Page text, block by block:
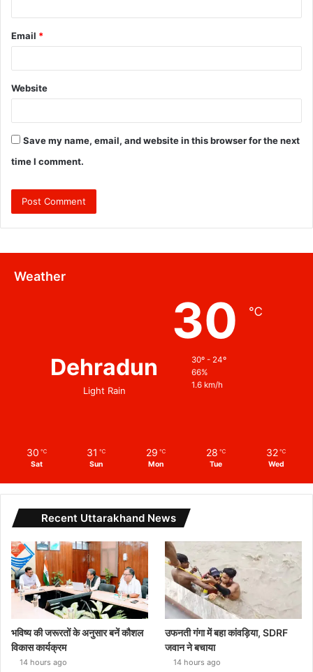
Email *
Website
Save my name, email, and website in this browser for the next
time I comment.
Weather
Dehradun
Light Rain
30 ℃
30º - 24º
66%
1.6 km/h
30 ℃
Sat
31 ℃
Sun
29 ℃
Mon
28 ℃
Tue
32 ℃
Wed
Recent Uttarakhand News
भविष्य की जरूरतों के अनुसार बनें कौशल
विकास कार्यक्रम
14 hours ago
उफनती गंगा में बहा कांवड़िया, SDRF
जवान ने बचाया
14 hours ago